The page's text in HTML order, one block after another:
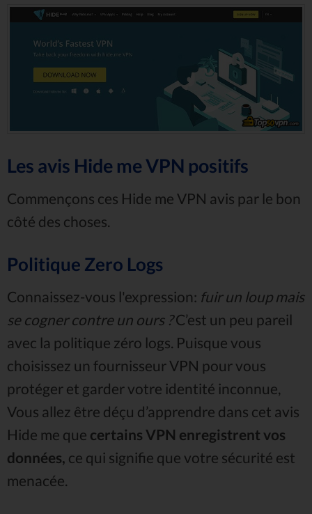
Les avis Hide me VPN positifs
Commençons ces Hide me VPN avis par le bon
côté des choses.
Politique Zero Logs
Connaissez-vous l'expression: fuir un loup mais
se cogner contre un ours ?C’est un peu pareil
avec la politique zéro logs. Puisque vous
choisissez un fournisseur VPN pour vous
protéger et garder votre identité inconnue,
Vous allez être déçu d’apprendre dans cet avis
Hide me que certains VPN enregistrent vos
données, ce qui signifie que votre sécurité est
menacée.